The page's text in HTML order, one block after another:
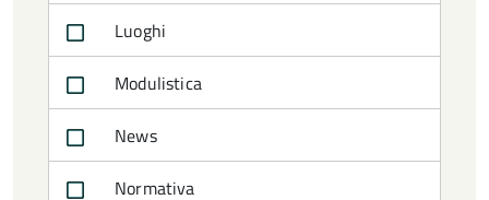
Luoghi
Modulistica
News
Normativa